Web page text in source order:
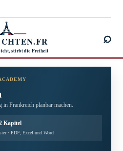
stirbt die Freiheit
⌕
in Frankreich planbar machen.
Kapitel
· PDF, Excel und Word